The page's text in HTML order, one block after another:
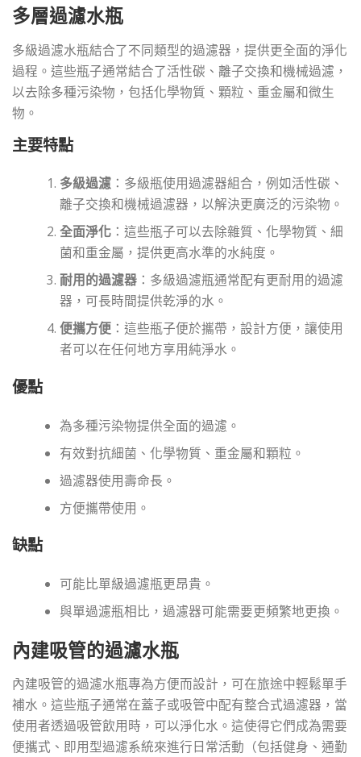
多層過濾水瓶
多級過濾水瓶結合了不同類型的過濾器，提供更全面的淨化
過程。這些瓶子通常結合了活性碳、離子交換和機械過濾，
以去除多種污染物，包括化學物質、顆粒、重金屬和微生
物。
主要特點
多級過濾 ：多級瓶使用過濾器組合，例如活性碳、
離子交換和機械過濾器，以解決更廣泛的污染物。
全面淨化 ：這些瓶子可以去除雜質、化學物質、細
菌和重金屬，提供更高水準的水純度。
耐用的過濾器 ：多級過濾瓶通常配有更耐用的過濾
器，可長時間提供乾淨的水。
便攜方便 ：這些瓶子便於攜帶，設計方便，讓使用
者可以在任何地方享用純淨水。
優點
為多種污染物提供全面的過濾。
有效對抗細菌、化學物質、重金屬和顆粒。
過濾器使用壽命長。
方便攜帶使用。
缺點
可能比單級過濾瓶更昂貴。
與單過濾瓶相比，過濾器可能需要更頻繁地更換。
內建吸管的過濾水瓶
內建吸管的過濾水瓶專為方便而設計，可在旅途中輕鬆單手
補水。這些瓶子通常在蓋子或吸管中配有整合式過濾器，當
使用者透過吸管飲用時，可以淨化水。這使得它們成為需要
便攜式、即用型過濾系統來進行日常活動（包括健身、通勤